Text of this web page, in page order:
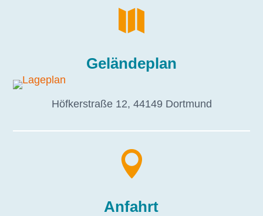

Geländeplan
Höfkerstraße 12, 44149 Dortmund

Anfahrt